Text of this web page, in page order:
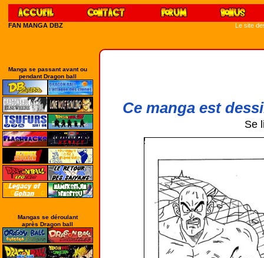
FAN MANGA DBZ Le site
Manga se passant avant ou
pendant Dragon ball
Mangas se déroulant
après Dragon ball
Ce manga est
Se